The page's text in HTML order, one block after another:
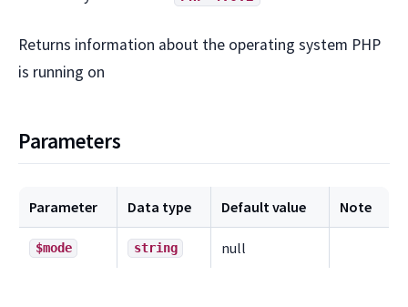
Returns information about the operating system PHP
is running on
Parameters
Parameter Data type Default value Note
$mode string null